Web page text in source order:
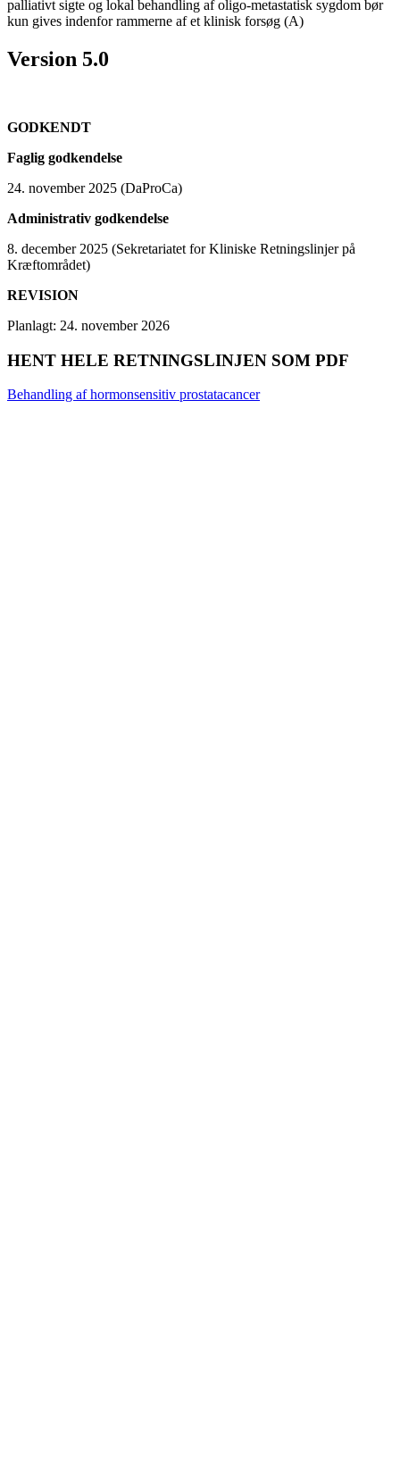
palliativt sigte og lokal behandling af oligo-metastatisk sygdom bør
kun gives indenfor rammerne af et klinisk forsøg (A)
Version 5.0
GODKENDT
Faglig godkendelse
24. november 2025 (DaProCa)
Administrativ godkendelse
8. december 2025 (Sekretariatet for Kliniske Retningslinjer på
Kræftområdet)
REVISION
Planlagt: 24. november 2026
HENT HELE RETNINGSLINJEN SOM PDF
Behandling af hormonsensitiv prostatacancer